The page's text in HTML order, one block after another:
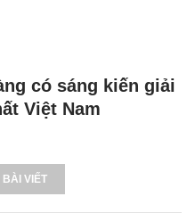
có sáng kiến giải
Việt Nam
BÀI VIẾT